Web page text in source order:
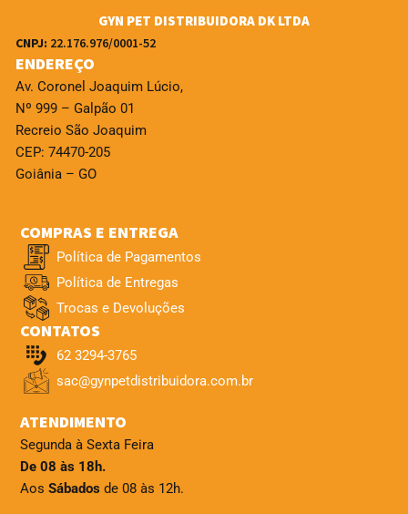
GYN PET DISTRIBUIDORA DK LTDA
CNPJ: 22.176.976/0001-52
ENDEREÇO
Av. Coronel Joaquim Lúcio,
Nº 999 – Galpão 01
Recreio São Joaquim
CEP: 74470-205
Goiânia – GO
COMPRAS E ENTREGA
Política de Pagamentos
Política de Entregas
Trocas e Devoluções
CONTATOS
62 3294-3765
sac@gynpetdistribuidora.com.br
ATENDIMENTO
Segunda à Sexta Feira
De 08 às 18h.
Aos Sábados de 08 às 12h.